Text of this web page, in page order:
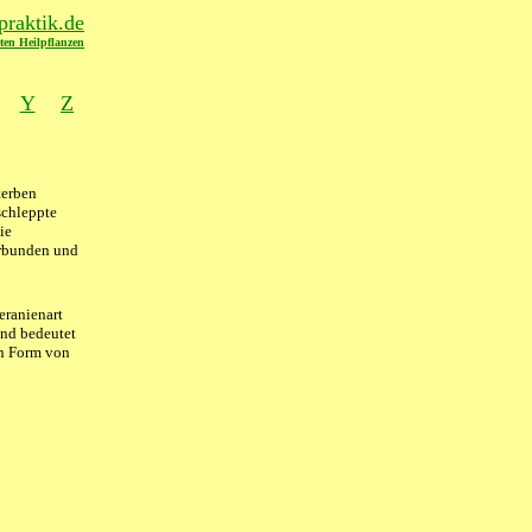
Heilpflanzen
Y Z
und
bedeutet
Form von